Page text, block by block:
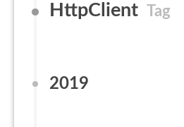
HttpClient Tag
2019